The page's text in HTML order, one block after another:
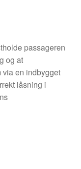
passageren
og at
en indbygget
låsning i